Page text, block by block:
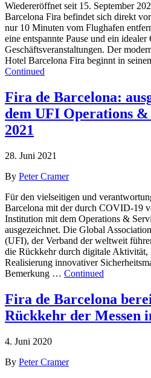
Wiedereröffnet seit 15. September
Barcelona Fira befindet sich direkt
nur 10 Minuten vom Flughafen
eine entspannte Pause und ein idealer
Geschäftsveranstaltungen. Der
Hotel Barcelona Fira beginnt in
Continued
Fira de Barcelona:
dem UFI Operations &
2021
28. Juni 2021
By Peter Cramer
Für den vielseitigen und
Barcelona mit der durch COVID-19
Institution mit dem Operations &
ausgezeichnet. Die Global
(UFI), der Verband der weltweit
die Rückkehr durch digitale Aktivität,
Realisierung innovativer
Bemerkung … Continued
Fira de Barcelona
Rückkehr der Messen
4. Juni 2020
By Peter Cramer